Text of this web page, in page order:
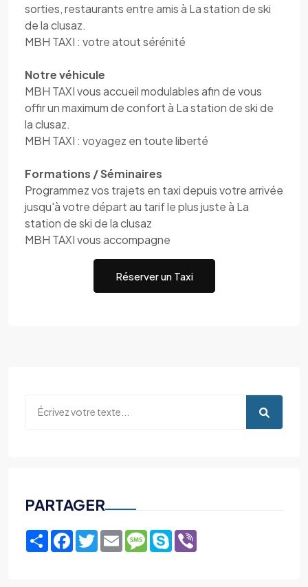
sorties, restaurants entre amis à La station de ski
de la clusaz.
MBH TAXI : votre atout sérénité
Notre véhicule
MBH TAXI vous accueil modulables afin de vous
offir un maximum de confort à La station de ski de
la clusaz.
MBH TAXI : voyagez en toute liberté
Formations / Séminaires
Programmez vos trajets en taxi depuis votre arrivée
jusqu'à votre départ au tarif le plus juste à La
station de ski de la clusaz
MBH TAXI vous accompagne
Réserver un Taxi
PARTAGER
ShareFacebook
TwitterEmailMessage
Skype